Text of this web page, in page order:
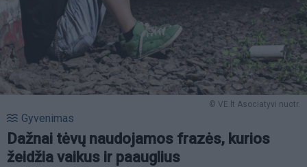
© VE.lt Asociatyvi nuotr.
Gyvenimas
Dažnai tėvų naudojamos frazės, kurios
žeidžia vaikus ir paauglius